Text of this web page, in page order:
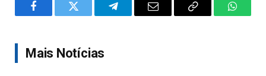
FacebookTwitter TelegramEmail
Copy
Mais Notícias